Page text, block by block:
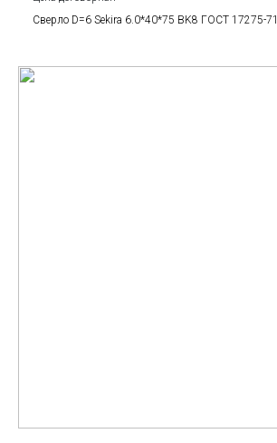
Сверло D=6 Sekira 6.0*40*75 BK8 ГОСТ 17275-71